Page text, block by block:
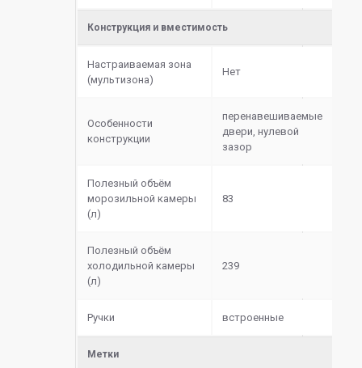
Конструкция и вместимость
Настраиваемая зона
(мультизона)
Нет
Особенности
конструкции
перенавешиваемые
двери, нулевой
зазор
Полезный объём
морозильной камеры
(л)
83
Полезный объём
холодильной камеры
(л)
239
Ручки встроенные
Метки